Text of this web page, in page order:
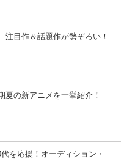
注目作＆話題作が勢ぞろい！
夏の新アニメを一挙紹介！
を応援！オーディション・